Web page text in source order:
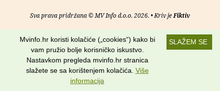
Sva prava pridržana © MV Info d.o.o. 2026. • Kriv jeFiktiv
RSS kanali
Potraži nas na:
SLAŽEM SE
Mvinfo.hr koristi kolačiće („cookies“) kako bi
vam pružio bolje korisničko iskustvo.
Nastavkom pregleda mvinfo.hr stranica
slažete se sa korištenjem kolačića. Više
informacija